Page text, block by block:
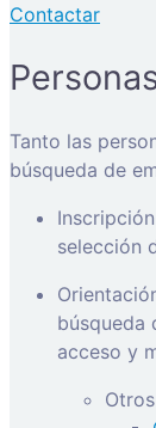
Contactar
Tanto las
búsqueda de
selección
búsqueda
acceso y